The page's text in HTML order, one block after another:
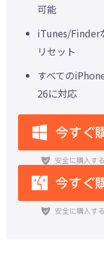
可能
iTunes/Finder
リセット
すべての
26に対応